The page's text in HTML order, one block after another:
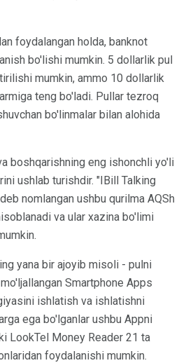
foydalangan holda, banknot
bo'lishi mumkin. 5 dollarlik pul
mumkin, ammo 10 dollarlik
teng bo'ladi. Pullar tezroq
bo'linmalar bilan alohida
boshqarishning eng ishonchli yo'li
ushlab turishdir. "IBill Talking
nomlangan ushbu qurilma AQSh
va ular xazina bo'limi
yana bir ajoyib misoli - pulni
Smartphone Apps
ishlatish va ishlatishni
ega bo'lganlar ushbu Appni
LookTel Money Reader 21 ta
foydalanishi mumkin.